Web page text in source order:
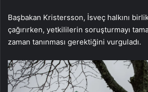
Başbakan Kristersson, İsveç halkını
çağırırken, yetkililerin soruşturmayı
zaman tanınması gerektiğini vurguladı.